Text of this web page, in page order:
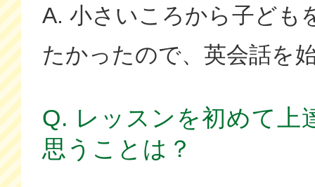
A. 小さいころから子ども
たかったので、英会話を
Q. レッスンを初めて上
思うことは？